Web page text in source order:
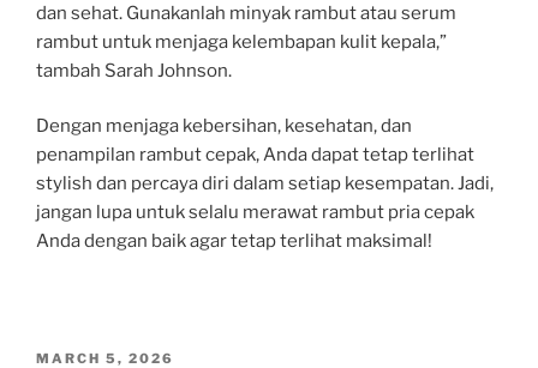
dan sehat. Gunakanlah minyak rambut atau serum
rambut untuk menjaga kelembapan kulit kepala,”
tambah Sarah Johnson.
Dengan menjaga kebersihan, kesehatan, dan
penampilan rambut cepak, Anda dapat tetap terlihat
stylish dan percaya diri dalam setiap kesempatan. Jadi,
jangan lupa untuk selalu merawat rambut pria cepak
Anda dengan baik agar tetap terlihat maksimal!
POSTED
MARCH 5, 2026